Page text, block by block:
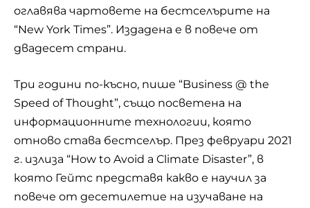
оглавява чартовете на бестселърите на
“New York Times”. Издадена е в повече от
двадесет страни.
Три години по-късно, пише “Business @ the
Speed of Thought”, също посветена на
информационните технологии, която
отново става бестселър. През февруари 2021
г. излиза “How to Avoid a Climate Disaster”, в
която Гейтс представя какво е научил за
повече от десетилетие на изучаване на